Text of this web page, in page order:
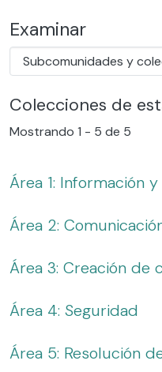
Examinar
Colecciones de
Mostrando 1 - 5 de 5
Área 1: Información
Área 2:
Área 3: Creación de
Área 4: Seguridad
Área 5: Resolución